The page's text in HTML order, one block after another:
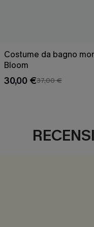
Costume da bagno
Bloom
30,00 €37,00 €